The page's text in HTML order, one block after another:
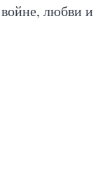
любви и